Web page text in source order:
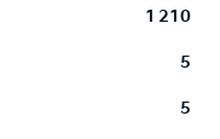
1 210
5
5